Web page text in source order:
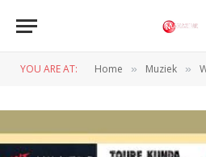
YOU ARE AT: Home » Muziek »